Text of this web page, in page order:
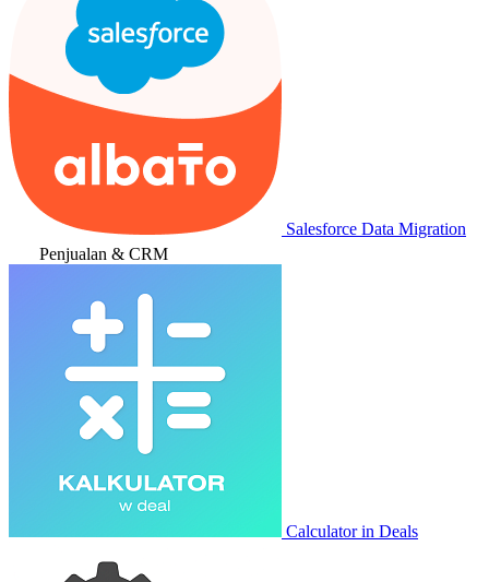
Salesforce Data Migration
Penjualan & CRM
Calculator in Deals